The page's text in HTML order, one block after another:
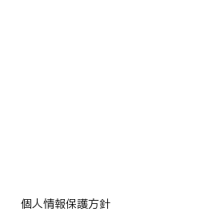
個人情報保護方針